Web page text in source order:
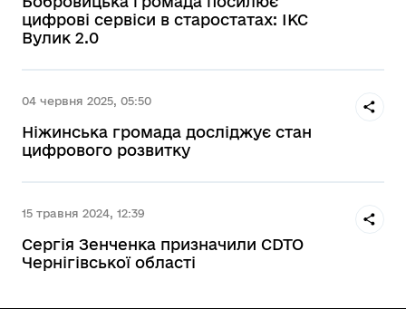
цифрові сервіси в старостатах: ІКС
Вулик 2.0
Ніжинська громада досліджує стан
цифрового розвитку
04 червня 2025, 05:50
Сергія Зенченка призначили CDTO
Чернігівської області
15 травня 2024, 12:39